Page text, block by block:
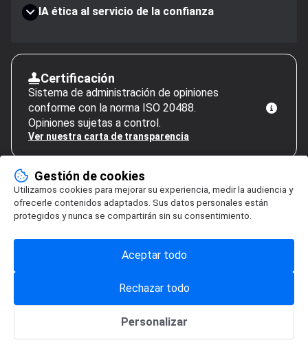
IA ética al servicio de la confianza
Certificación
Sistema de administración de opiniones
conforme con la norma ISO 20488.
Opiniones sujetas a control.
Ver nuestra carta de transparencia
Gestión de cookies
Gestión de cookies
Utilizamos cookies para mejorar su experiencia, medir la audiencia y
ofrecerle contenidos adaptados. Sus datos personales están
protegidos y nunca se compartirán sin su consentimiento.
Personalizar
Rechazar todo
Aceptar todo